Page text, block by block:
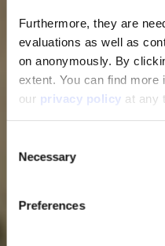
Furthermore, they are
evaluations as well as
on anonymously. By
extent. You can find more
our privacy policy at any
Selection
Necessary
Preferences